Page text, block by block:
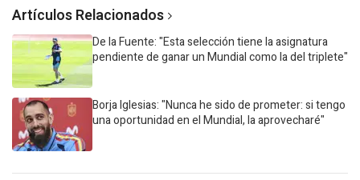
Artículos Relacionados
De la Fuente: "Esta selección tiene la asignatura
pendiente de ganar un Mundial como la del triplete"
Borja Iglesias: "Nunca he sido de prometer: si tengo
una oportunidad en el Mundial, la aprovecharé"